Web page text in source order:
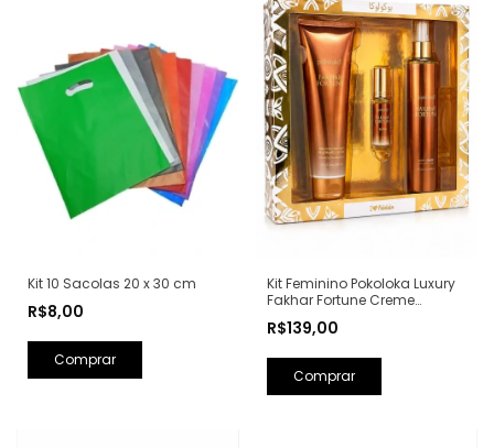
Kit 10 Sacolas 20 x 30 cm
R$8,00
Kit Feminino Pokoloka Luxury
Fakhar Fortune Creme
Perfume Elixir (Ref. Olfativa:
R$139,00